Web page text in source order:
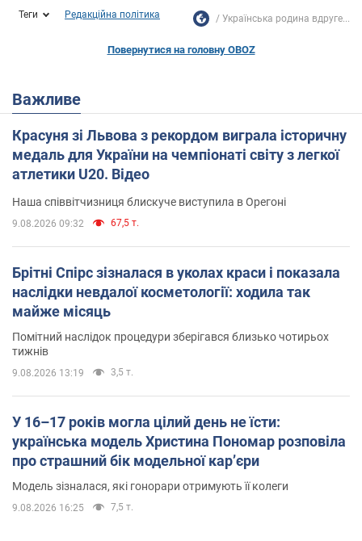
Теги Редакційна політика Українська родина вдруге...
Повернутися на головну OBOZ
Важливе
Красуня зі Львова з рекордом виграла історичну
медаль для України на чемпіонаті світу з легкої
атлетики U20. Відео
Наша співвітчизниця блискуче виступила в Орегоні
9.08.2026 09:32 67,5 т.
Брітні Спірс зізналася в уколах краси і показала
наслідки невдалої косметології: ходила так
майже місяць
Помітний наслідок процедури зберігався близько чотирьох
тижнів
9.08.2026 13:19 3,5 т.
У 16–17 років могла цілий день не їсти:
українська модель Христина Пономар розповіла
про страшний бік модельної кар’єри
Модель зізналася, які гонорари отримують її колеги
9.08.2026 16:25 7,5 т.